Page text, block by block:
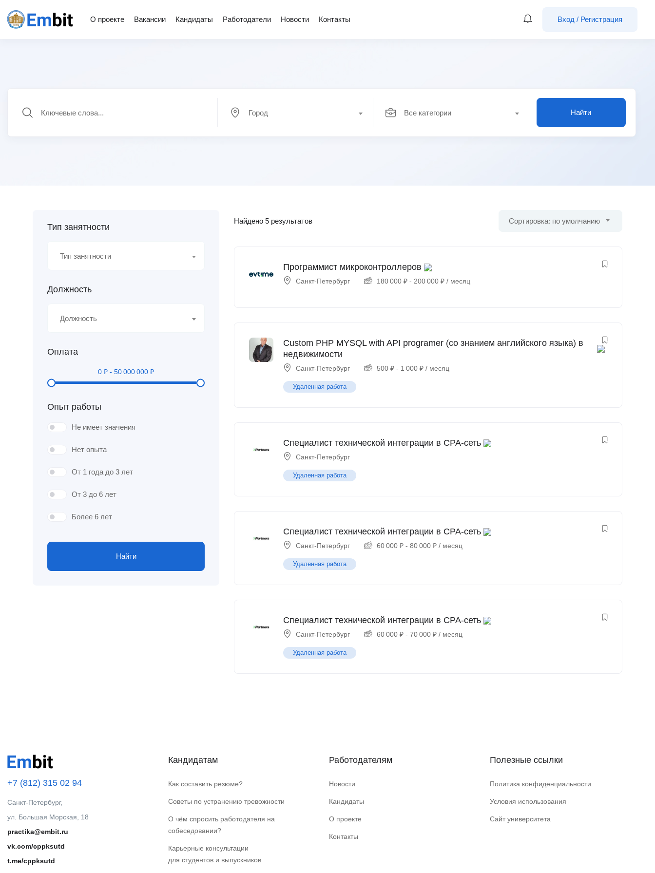
О проекте Вакансии Кандидаты Работодатели Новости Контакты Вход / Регистрация
Город Все категории Найти
Тип занятности
Тип занятности
Должность
Должность
Оплата
0 ₽ - 50 000 000 ₽
Опыт работы
Не имеет значения
Нет опыта
От 1 года до 3 лет
От 3 до 6 лет
Более 6 лет
Найти
Найдено 5 результатов Сортировка: по умолчанию
Программист микроконтроллеров
Санкт-Петербург 180 000 ₽ - 200 000 ₽ / месяц
Custom PHP MYSQL with API programer (со знанием английского языка) в
недвижимости
Санкт-Петербург 500 ₽ - 1 000 ₽ / месяц
Удаленная работа
Специалист технической интеграции в СРА-сеть
Санкт-Петербург
Удаленная работа
Специалист технической интеграции в СРА-сеть
Санкт-Петербург 60 000 ₽ -80 000 ₽ / месяц
Удаленная работа
Специалист технической интеграции в СРА-сеть
Санкт-Петербург 60 000 ₽ -70 000 ₽ / месяц
Удаленная работа
+7 (812) 315 02 94
Санкт-Петербург,
ул. Большая Морская, 18
practika@embit.ru
vk.com/cppksutd
t.me/cppksutd
Кандидатам
Как составить резюме?
Советы по устранению тревожности
О чём спросить работодателя на
собеседовании?
Карьерные консультации
для студентов и выпускников
Работодателям
Новости
Кандидаты
О проекте
Контакты
Полезные ссылки
Политика конфиденциальности
Условия использования
Сайт университета